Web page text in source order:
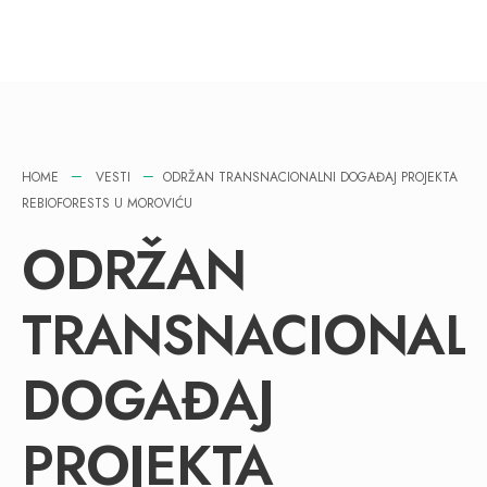
HOME VESTI
ODRŽAN TRANSNACIONALNI DOGAĐAJ PROJEKTA
REBIOFORESTS U MOROVIĆU
ODRŽAN
DOGAĐAJ
PROJEKTA